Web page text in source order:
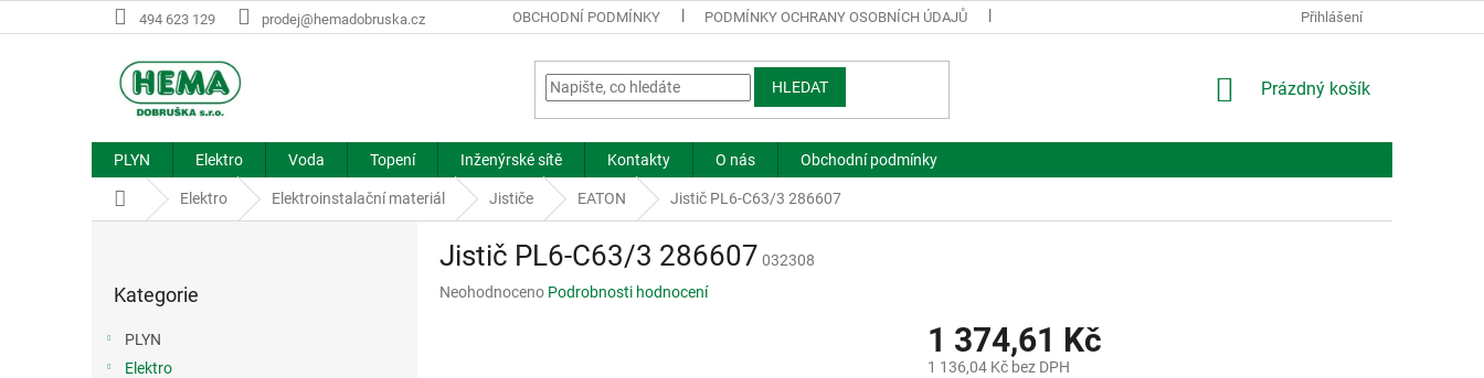
na
494 623 129 prodej@hemadobruska.cz OBCHODNÍ PODMÍNKY PODMÍNKY OCHRANY OSOBNÍCH ÚDAJŮ Přihlášení
HLEDAT
NÁKUPNÍ
Prázdný košík
PLYN Elektro Voda Topení Inženýrské sítě Kontakty O nás Obchodní podmínky
Domů Elektro Elektroinstalační materiál Jističe EATON Jistič PL6-C63/3 286607
kategorie
Kategorie
PLYN
Elektro
Jistič PL6-C63/3 286607 032308
Průměrné
Neohodnoceno Podrobnosti hodnocení
1 374,61 Kč
1 136,04 Kč bez DPH